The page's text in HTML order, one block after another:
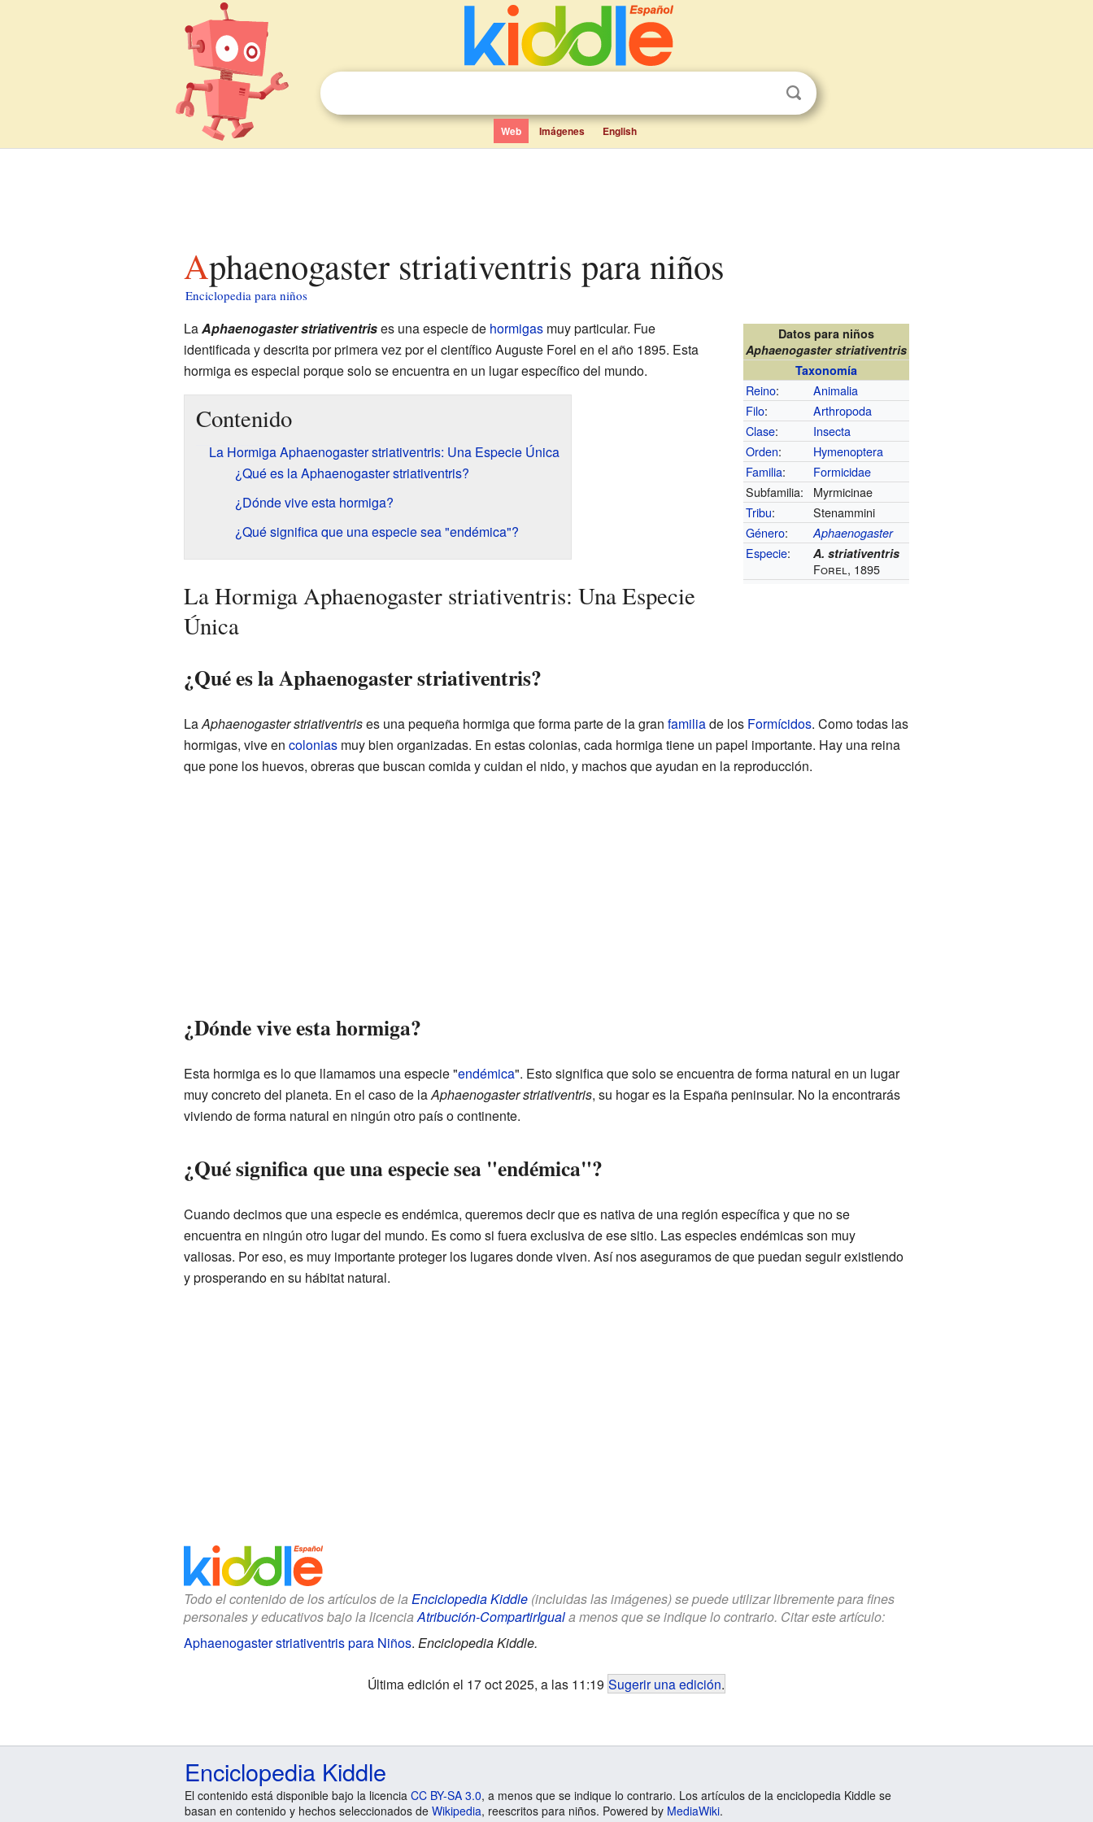
Web Imágenes English
Aphaenogaster striativentris para niños
Enciclopedia para niños
Datos para niños
Aphaenogaster striativentris
Taxonomía
Reino:
Animalia
Filo:
Arthropoda
Clase:
Insecta
Orden:
Hymenoptera
Familia:
Formicidae
Subfamilia:
Myrmicinae
Tribu:
Stenammini
Género: Aphaenogaster
Especie: A. striativentris
Forel, 1895
LaAphaenogaster striativentrises una especie de hormigasmuy particular. Fue
identificada y descrita por primera vez por el científico Auguste Forel en el año 1895. Esta
hormiga es especial porque solo se encuentra en un lugar específico del mundo.
Contenido
La Hormiga Aphaenogaster striativentris: Una Especie Única
¿Qué es la Aphaenogaster striativentris?
¿Dónde vive esta hormiga?
¿Qué significa que una especie sea "endémica"?
La Hormiga Aphaenogaster striativentris: Una Especie
Única
¿Qué es la Aphaenogaster striativentris?
LaAphaenogaster striativentrises una pequeña hormiga que forma parte de la gran familiade los Formícidos. Como todas las
hormigas, vive en coloniasmuy bien organizadas. En estas colonias, cada hormiga tiene un papel importante. Hay una reina
que pone los huevos, obreras que buscan comida y cuidan el nido, y machos que ayudan en la reproducción.
¿Dónde vive esta hormiga?
Esta hormiga es lo que llamamos una especie "endémica". Esto significa que solo se encuentra de forma natural en un lugar
muy concreto del planeta. En el caso de laAphaenogaster striativentris, su hogar es la España peninsular. No la encontrarás
viviendo de forma natural en ningún otro país o continente.
¿Qué significa que una especie sea "endémica"?
Cuando decimos que una especie es endémica, queremos decir que es nativa de una región específica y que no se
encuentra en ningún otro lugar del mundo. Es como si fuera exclusiva de ese sitio. Las especies endémicas son muy
valiosas. Por eso, es muy importante proteger los lugares donde viven. Así nos aseguramos de que puedan seguir existiendo
y prosperando en su hábitat natural.
Todo el contenido de los artículos de la Enciclopedia Kiddle(incluidas las imágenes) se puede utilizar libremente para fines
personales y educativos bajo la licenciaAtribución-CompartirIguala menos que se indique lo contrario. Citar este artículo:
Aphaenogaster striativentris para Niños. Enciclopedia Kiddle.
Última edición el 17 oct 2025, a las 11:19 Sugerir una edición.
Enciclopedia Kiddle
El contenido está disponible bajo la licencia CC BY-SA 3.0, a menos que se indique lo contrario. Los artículos de la enciclopedia Kiddle se
basan en contenido y hechos seleccionados de Wikipedia, reescritos para niños. Powered by MediaWiki.